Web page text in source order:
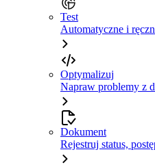
Test
Automatyczne i
Optymalizuj
Napraw problemy z
Dokument
Rejestruj status,